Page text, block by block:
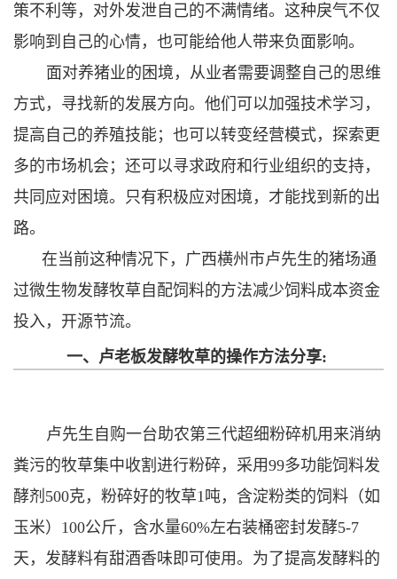
策不利等，对外发泄自己的不满情绪。这种戾气不仅
影响到自己的心情，也可能给他人带来负面影响。
面对养猪业的困境，从业者需要调整自己的思维
方式，寻找新的发展方向。他们可以加强技术学习，
提高自己的养殖技能；也可以转变经营模式，探索更
多的市场机会；还可以寻求政府和行业组织的支持，
共同应对困境。只有积极应对困境，才能找到新的出
路。
在当前这种情况下，广西横州市卢先生的猪场通
过微生物发酵牧草自配饲料的方法减少饲料成本资金
投入，开源节流。
一、卢老板发酵牧草的操作方法分享:
卢先生自购一台助农第三代超细粉碎机用来消纳
粪污的牧草集中收割进行粉碎，采用99多功能饲料发
酵剂500克，粉碎好的牧草1吨，含淀粉类的饲料（如
玉米）100公斤，含水量60%左右装桶密封发酵5-7
天，发酵料有甜酒香味即可使用。为了提高发酵料的